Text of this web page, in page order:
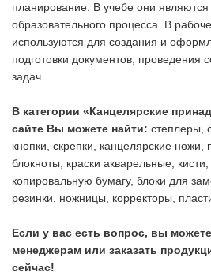
планирование. В учебе они
образовательного процесса. В
используются для создания и
подготовки документов, проведения
задач.
В категории «Канцелярские
сайте Вы можете найти: степлеры,
кнопки, скрепки, канцелярские ножи,
блокноты, краски акварельные,
копировальную бумагу, блоки для
резинки, ножницы, корректоры,
Если у вас есть вопрос, вы
менеджерам или заказать
сейчас!